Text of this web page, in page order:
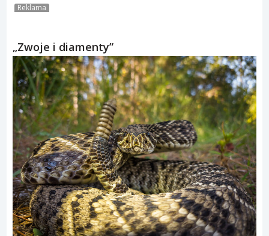
Reklama
„Zwoje i diamenty”